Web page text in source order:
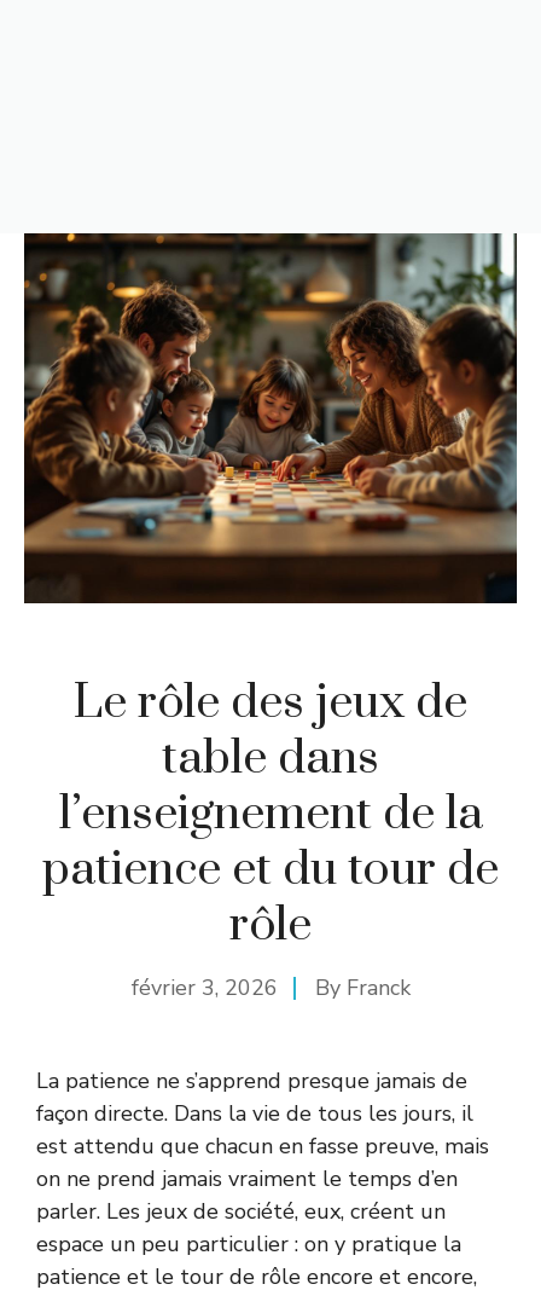
Le rôle des jeux de
table dans
l’enseignement de la
patience et du tour de
rôle
février 3, 2026 By Franck
La patience ne s’apprend presque jamais de
façon directe. Dans la vie de tous les jours, il
est attendu que chacun en fasse preuve, mais
on ne prend jamais vraiment le temps d’en
parler. Les jeux de société, eux, créent un
espace un peu particulier : on y pratique la
patience et le tour de rôle encore et encore,